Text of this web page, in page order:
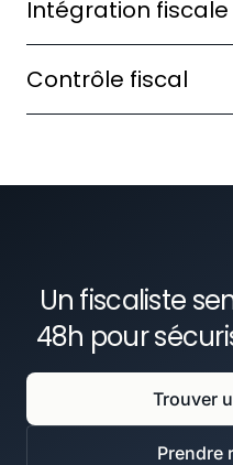
entrants avec vos
Intégration fiscale
maximiser l'utilisation
Contrôle fiscal
Un fiscaliste
48h pour
Trouver
Prendre